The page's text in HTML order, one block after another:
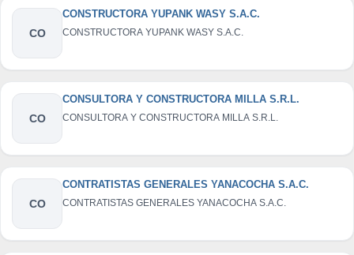
CO
CONSTRUCTORA YUPANK WASY S.A.C.
CONSTRUCTORA YUPANK WASY S.A.C.
CO
CONSULTORA Y CONSTRUCTORA MILLA S.R.L.
CONSULTORA Y CONSTRUCTORA MILLA S.R.L.
CO
CONTRATISTAS GENERALES YANACOCHA S.A.C.
CONTRATISTAS GENERALES YANACOCHA S.A.C.